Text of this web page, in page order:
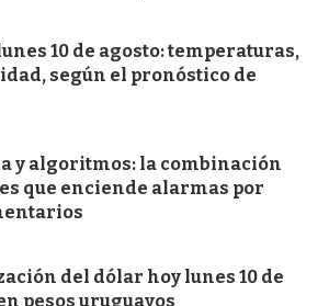
10 de agosto: temperaturas,
según el pronóstico de
y algoritmos: la combinación
que enciende alarmas por
del dólar hoy lunes 10 de
pesos uruguayos